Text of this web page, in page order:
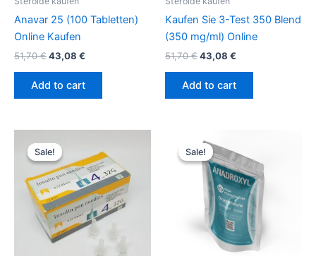
Anavar 25 (100 Tabletten)
Online Kaufen
51,70€43,08 €
Add to cart
Kaufen Sie 3-Test 350 Blend
(350 mg/ml) Online
51,70€43,08 €
Add to cart
Sale!
Sale!price
was:
54,58 €.
is:
51,17 €.
Sale!
Sale!price
was:
51,70 €.
is:
43,08 €.